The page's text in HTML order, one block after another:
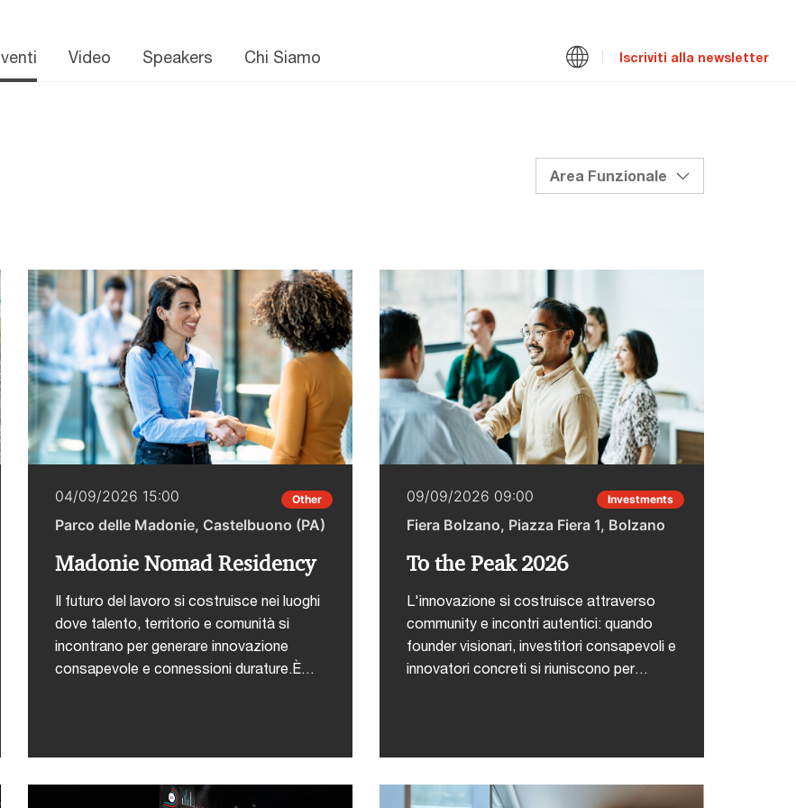
Video Speakers Chi Siamo Iscriviti alla newsletter
04/09/2026 15:00 Other
Parco delle Madonie, Castelbuono (PA)
Madonie Nomad Residency
Il futuro del lavoro si costruisce nei luoghi
dove talento, territorio e comunità si
incontrano per generare innovazione
consapevole e connessioni durature.È
settembre presso il Parco delle Madonie
a Castelbuono (PA) per immaginare nuovi
modi di vivere e lavorare nei territori.Tre
09/09/2026 09:00 Investments
Fiera Bolzano, Piazza Fiera 1, Bolzano
To the Peak 2026
L'innovazione si costruisce attraverso
community e incontri autentici: quando
founder visionari, investitori consapevoli e
innovatori concreti si riuniscono per
settembre presso la Fiera di
Bolzano.PwC Italia sarà presente con
due importanti contributi:Daniele Meini,